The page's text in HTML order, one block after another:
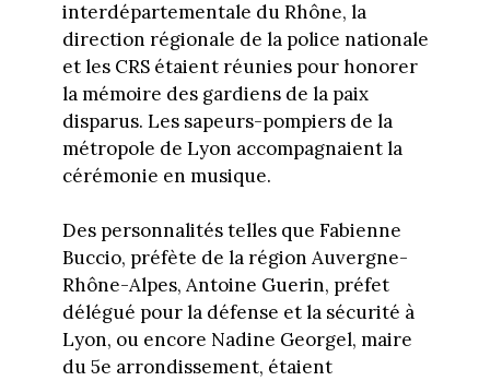
interdépartementale du Rhône, la
direction régionale de la police nationale
et les CRS étaient réunies pour honorer
la mémoire des gardiens de la paix
disparus. Les sapeurs-pompiers de la
métropole de Lyon accompagnaient la
cérémonie en musique.
Des personnalités telles que Fabienne
Buccio, préfète de la région Auvergne-
Rhône-Alpes, Antoine Guerin, préfet
délégué pour la défense et la sécurité à
Lyon, ou encore Nadine Georgel, maire
du 5e arrondissement, étaient